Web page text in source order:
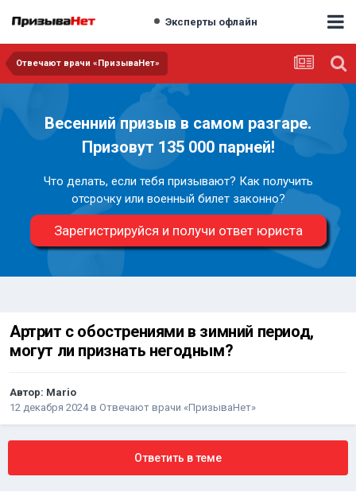
Эксперты офлайн
Отвечают врачи «ПризываНет»
Весенний призыв в самом разгаре.
Призовут 135 000 парней!
Что делать, если тебя призывают? Как получить
отсрочку или военный билет законно?
Зарегистрируйся и получи ответ юриста
Артрит с обострениями в зимний период,
могут ли признать негодным?
Автор: Mario
12 декабря 2024в Отвечают врачи «ПризываНет»
Ответить в теме